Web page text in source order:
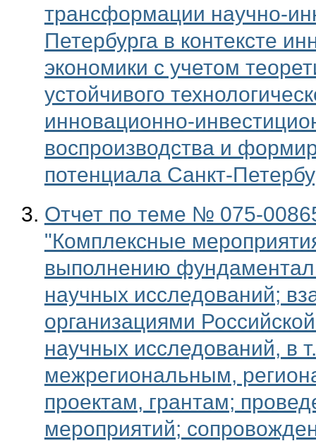
трансформации научно-
Петербурга в контексте
экономики с учетом
устойчивого
инновационно-
воспроизводства и
потенциала Санкт-
Отчет по теме № 075-
"Комплексные
выполнению
научных исследований;
организациями
научных исследований, в
межрегиональным,
проектам, грантам;
мероприятий;